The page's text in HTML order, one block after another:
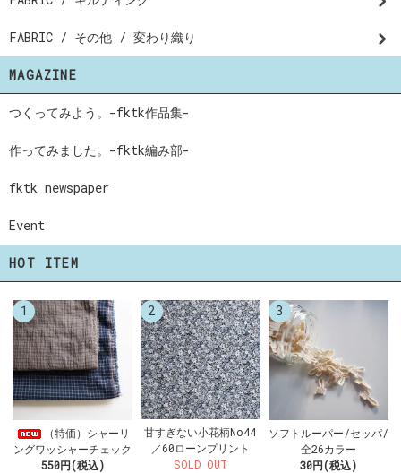
FABRIC / その他 / 変わり織り
MAGAZINE
つくってみよう。-fktk作品集-
作ってみました。-fktk編み部-
fktk newspaper
Event
HOT ITEM
1
（特価）シャーリ
ングワッシャーチェック
550円(税込)
2
甘すぎない小花柄No44
／60ローンプリント
SOLD OUT
3
ソフトルーパー/セッパ/
全26カラー
30円(税込)